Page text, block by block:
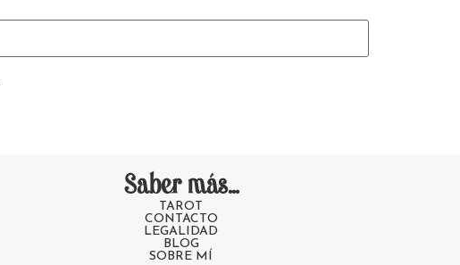
Saber más...
TAROT
CONTACTO
LEGALIDAD
BLOG
SOBRE MÍ